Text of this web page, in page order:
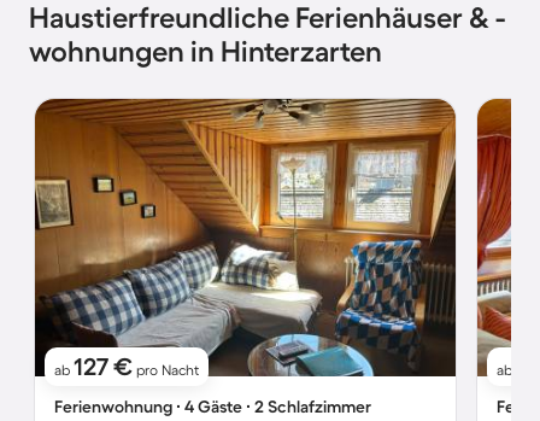
Haustierfreundliche Ferienhäuser & -
wohnungen in Hinterzarten
ab 127 € pro Nacht
Ferienwohnung ∙ 4 Gäste ∙ 2 Schlafzimmer
ab